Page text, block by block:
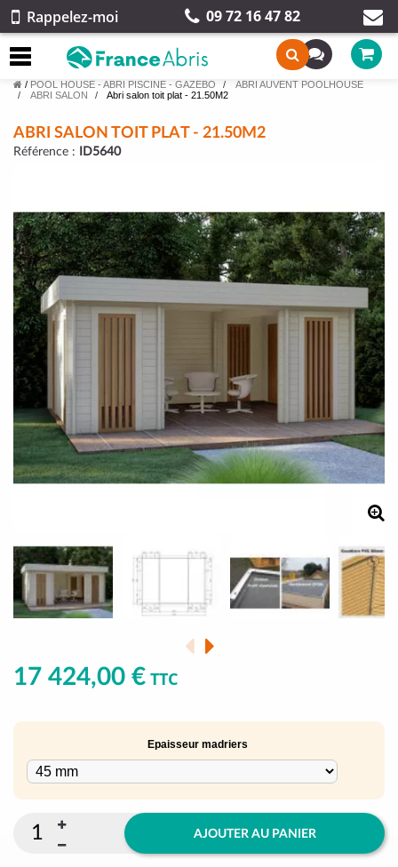
Rappelez-moi 09 72 16 47 82
/ POOL HOUSE - ABRI PISCINE - GAZEBO
ABRI AUVENT POOLHOUSE
ABRI SALON
Abri salon toit plat - 21.50M2
ABRI SALON TOIT PLAT - 21.50M2
Référence : ID5640
17 424,00 € TTC
Epaisseur madriers
AJOUTER AU PANIER